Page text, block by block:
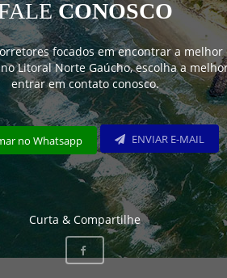
CONOSCO
focados em encontrar a
Litoral Norte Gaúcho, escolha a
entrar em contato conosco.
no Whatsapp ENVIAR E-MAIL
Curta & Compartilhe